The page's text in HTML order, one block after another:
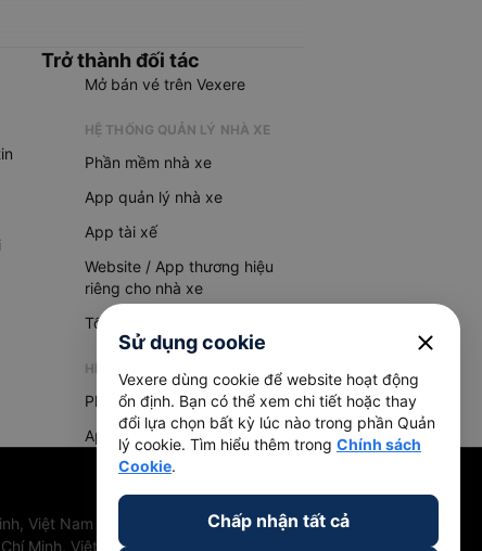
Trở thành đối tác
Mở bán vé trên Vexere
HỆ THỐNG QUẢN LÝ NHÀ XE
Phần mềm nhà xe
App quản lý nhà xe
App tài xế
Website / App thương hiệu
riêng cho nhà xe
Tổng đài AI
HỆ THỐNG QUẢN LÝ HÀNG HOÁ
Phần mềm quản lý hàng hoá
App quản lý hàng hoá
Việt Nam
Minh, Việt Nam
Sử dụng cookie close
Vexere dùng cookie để website hoạt động
ổn định. Bạn có thể xem chi tiết hoặc thay
đổi lựa chọn bất kỳ lúc nào trong phần Quản
lý cookie. Tìm hiểu thêm trong Chính sách
Cookie.
Chấp nhận tất cả